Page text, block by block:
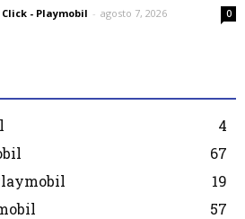
- Playmobil - agosto 7, 2026 0
4
67
19
57